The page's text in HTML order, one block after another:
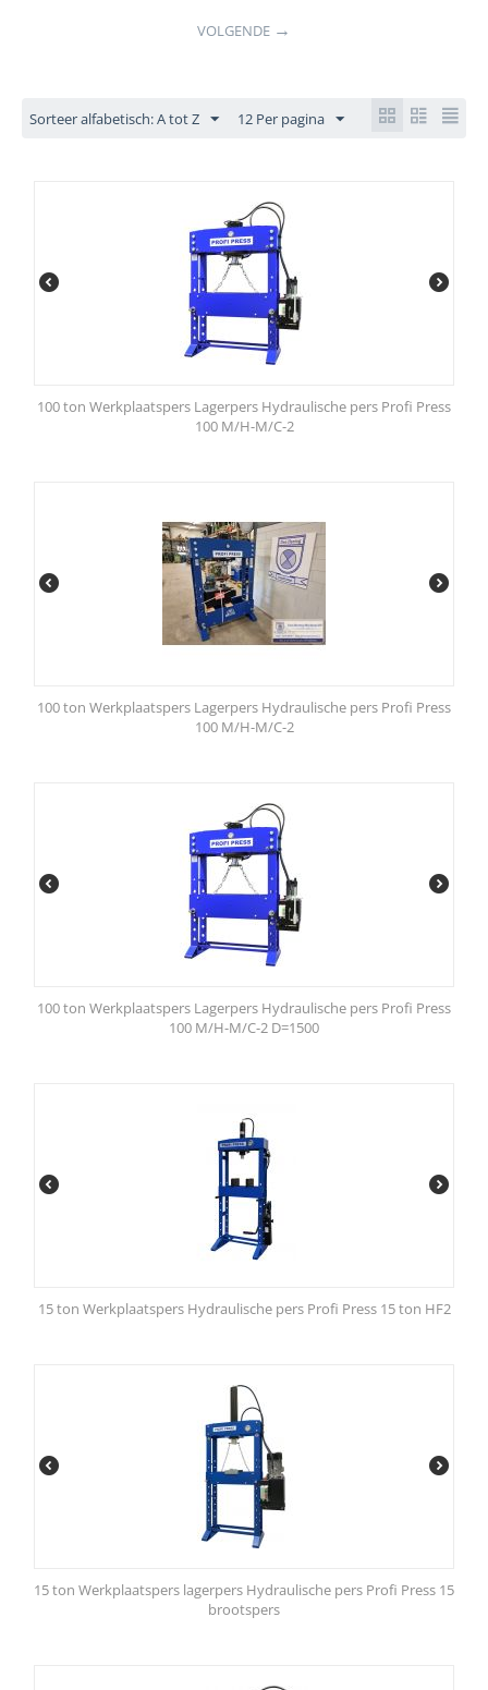
VOLGENDE
Sorteer alfabetisch: A tot Z 12 Per pagina
100 ton Werkplaatspers Lagerpers Hydraulische pers Profi Press
100 M/H-M/C-2
100 ton Werkplaatspers Lagerpers Hydraulische pers Profi Press
100 M/H-M/C-2
100 ton Werkplaatspers Lagerpers Hydraulische pers Profi Press
100 M/H-M/C-2 D=1500
15 ton Werkplaatspers Hydraulische pers Profi Press 15 ton HF2
15 ton Werkplaatspers lagerpers Hydraulische pers Profi Press 15
brootspers